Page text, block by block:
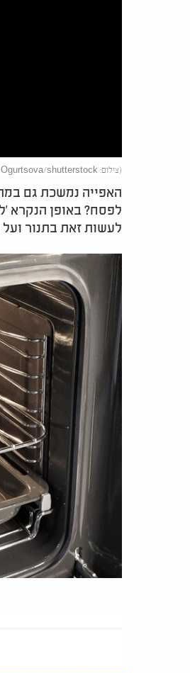
(צילום: Lena Ogurtsova/shutterstock). איך מכשירים תנור לפסח? הכשרת תנור לפסח
האפייה נמשכת גם
לפסח? באופן הנקרא
לעשות זאת בתנור